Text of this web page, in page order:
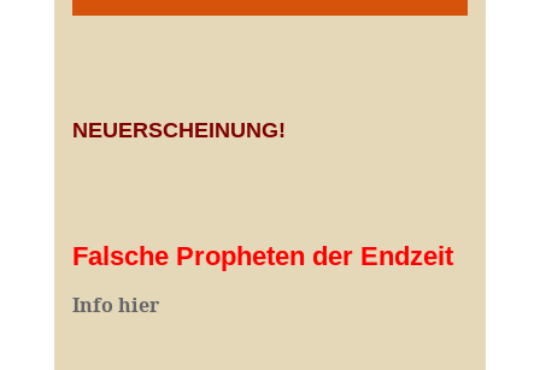
NEUERSCHEINUNG!
Falsche Propheten der Endzeit
Info hier